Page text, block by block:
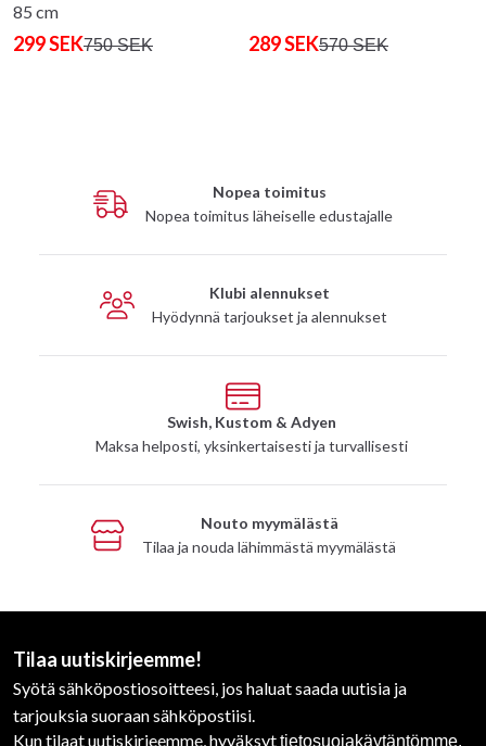
85 cm
299 SEK750 SEK 289 SEK570 SEK
Nopea toimitus
Nopea toimitus läheiselle edustajalle
Klubi alennukset
Hyödynnä tarjoukset ja alennukset
Swish, Kustom & Adyen
Maksa helposti, yksinkertaisesti ja turvallisesti
Nouto myymälästä
Tilaa ja nouda lähimmästä myymälästä
Tilaa uutiskirjeemme!
Syötä sähköpostiosoitteesi, jos haluat saada uutisia ja
tarjouksia suoraan sähköpostiisi.
Kun tilaat uutiskirjeemme, hyväksyttietosuojakäytäntömme.